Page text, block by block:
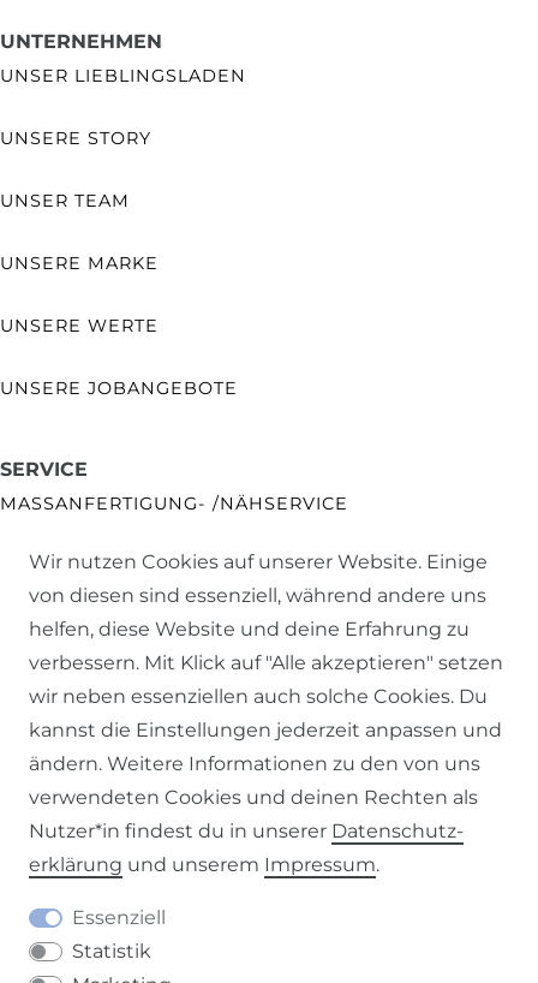
UNTERNEHMEN
UNSER LIEBLINGSLADEN
UNSERE STORY
UNSER TEAM
UNSERE MARKE
UNSERE WERTE
UNSERE JOBANGEBOTE
SERVICE
MASSANFERTIGUNG- /NÄHSERVICE
OBJEKTAUSSTATTUNG
STOFFPROBEN ANFORDERN
GUTSCHEINE
NEWSLETTER
FAQ
WUNSCHLÄNGE ERMITTELN
Wir nutzen Cookies auf unserer Website. Einige
von diesen sind essenziell, während andere uns
helfen, diese Website und deine Erfahrung zu
verbessern. Mit Klick auf "Alle akzeptieren" setzen
wir neben essenziellen auch solche Cookies. Du
kannst die Einstellungen jederzeit anpassen und
ändern. Weitere Informationen zu den von uns
verwendeten Cookies und deinen Rechten als
Nutzer*in findest du in unserer Daten­schutz­
erklärung und unserem Impressum.
Essenziell
Statistik